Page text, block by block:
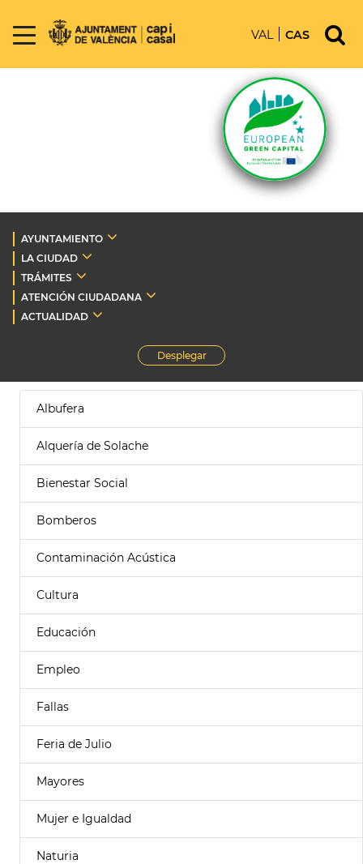
VAL CAS
AYUNTAMIENTO
LA CIUDAD
TRÁMITES
ATENCIÓN CIUDADANA
ACTUALIDAD
Desplegar
Albufera
Alquería de Solache
Bienestar Social
Bomberos
Contaminación Acústica
Cultura
Educación
Empleo
Fallas
Feria de Julio
Mayores
Mujer e Igualdad
Naturia